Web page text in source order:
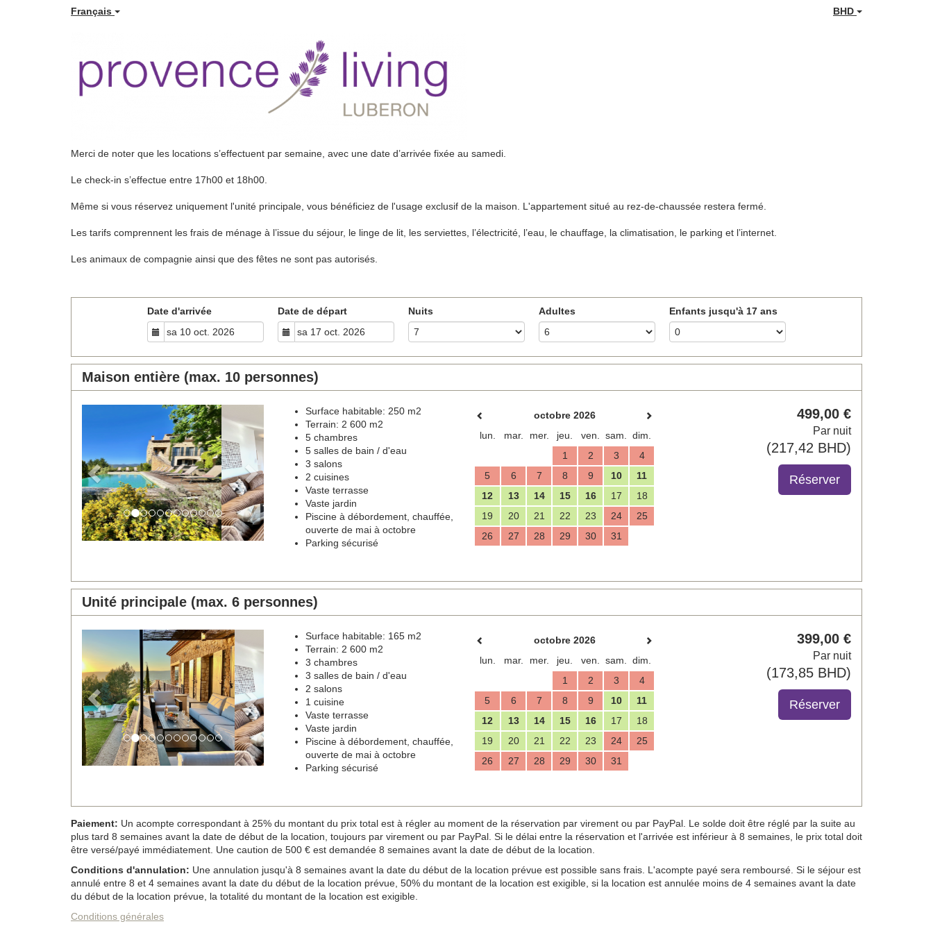
Français BHD
Merci de noter que les locations s’effectuent par semaine, avec une date d’arrivée fixée au samedi.
Le check-in s’effectue entre 17h00 et 18h00.
Même si vous réservez uniquement l'unité principale, vous bénéficiez de l'usage exclusif de la maison. L'appartement situé au rez-de-chaussée restera fermé.
Les tarifs comprennent les frais de ménage à l’issue du séjour, le linge de lit, les serviettes, l’électricité, l’eau, le chauffage, la climatisation, le parking et l’internet.
Les animaux de compagnie ainsi que des fêtes ne sont pas autorisés.
Date d'arrivée Date de départ Nuits Adultes Enfants jusqu'à 17 ans
Maison entière (max. 10 personnes)
Surface habitable: 250 m2
Terrain: 2 600 m2
5 chambres
5 salles de bain / d'eau
3 salons
2 cuisines
Vaste terrasse
Vaste jardin
Piscine à débordement, chauffée,
ouverte de mai à octobre
Parking sécurisé
octobre 2026
lun.
mar. mer. jeu. ven. sam.
dim.
1
2 3
4
5
6 7 8 9 10
11
12
13 14 15 16 17
18
19
20 21 22 23 24
25
26
27 28 29 30 31
499,00 €
Par nuit
(217,42 BHD)
Unité principale (max. 6 personnes)
Previous
Surface habitable: 165 m2
Terrain: 2 600 m2
3 chambres
3 salles de bain / d'eau
2 salons
1 cuisine
Vaste terrasse
Vaste jardin
Piscine à débordement, chauffée,
ouverte de mai à octobre
Parking sécurisé
octobre 2026
lun.
mar. mer. jeu. ven. sam.
dim.
1
2 3
4
5
6 7 8 9 10
11
12
13 14 15 16 17
18
19
20 21 22 23 24
25
26
27 28 29 30 31
399,00 €
Par nuit
(173,85 BHD)
Paiement: Un acompte correspondant à 25% du montant du prix total est à régler au moment de la réservation par virement ou par PayPal. Le solde doit être réglé par la suite au
plus tard 8 semaines avant la date de début de la location, toujours par virement ou par PayPal. Si le délai entre la réservation et l'arrivée est inférieur à 8 semaines, le prix total doit
être versé/payé immédiatement. Une caution de 500 € est demandée 8 semaines avant la date de début de la location.
Conditions d'annulation: Une annulation jusqu'à 8 semaines avant la date du début de la location prévue est possible sans frais. L'acompte payé sera remboursé. Si le séjour est
annulé entre 8 et 4 semaines avant la date du début de la location prévue, 50% du montant de la location est exigible, si la location est annulée moins de 4 semaines avant la date
du début de la location prévue, la totalité du montant de la location est exigible.
Conditions générales